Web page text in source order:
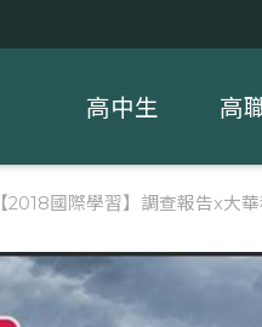
高中生 高
【2018國際學習】調查報告x大